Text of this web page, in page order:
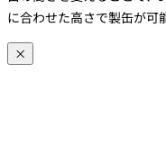
に合わせた高さで製缶が可
×